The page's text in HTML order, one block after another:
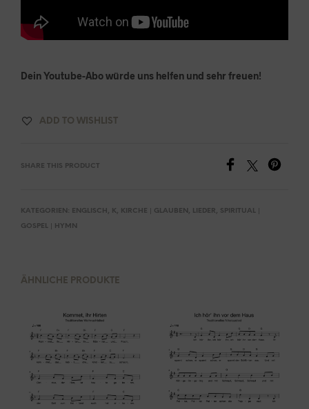
Dein Youtube-Abo würde uns helfen und sehr freuen!
ADD TO WISHLIST
SHARE THIS PRODUCT
KATEGORIEN: ENGLISCH , K, KIRCHE | GLAUBEN , LIEDER, SPIRITUAL |
GOSPEL | HYMN
ÄHNLICHE PRODUKTE